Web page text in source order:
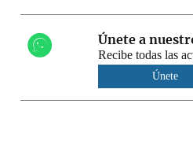
Únete a
Recibe todas las
Únete